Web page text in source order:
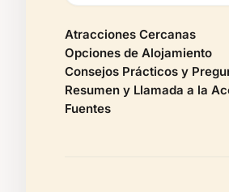
Atracciones Cercanas
Opciones de Alojamiento
Consejos Prácticos y
Resumen y Llamada a la
Fuentes